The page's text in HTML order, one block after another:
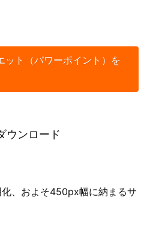
ット（パワーポイント）を
ウンロード
、およそ450px幅に納まるサ